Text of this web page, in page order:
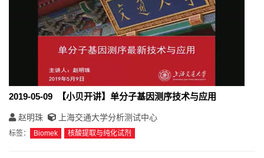
2019-05-09 【小贝开讲】单分子基因测序技术与应用
赵明珠 上海交通大学分析测试中心
标签： Biomek 核酸提取与纯化试剂